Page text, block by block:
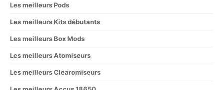
Les meilleurs Pods
Les meilleurs Kits débutants
Les meilleurs Box Mods
Les meilleurs Atomiseurs
Les meilleurs Clearomiseurs